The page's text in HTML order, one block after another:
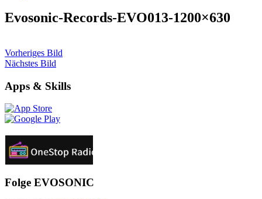
Evosonic-Records-EVO013-1200×630
Vorheriges Bild
Nächstes Bild
Apps & Skills
Folge EVOSONIC